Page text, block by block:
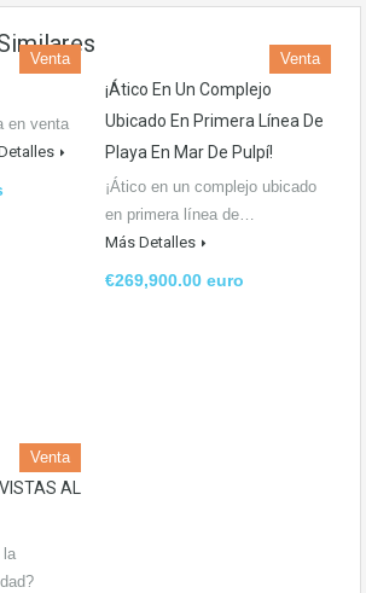
Venta
en venta
Venta
¡Ático En Un Complejo
Ubicado En Primera Línea De
Playa En Mar De Pulpí!
¡Ático en un complejo ubicado
en primera línea de…
Más Detalles
€269,900.00 euro
Venta
AL
la